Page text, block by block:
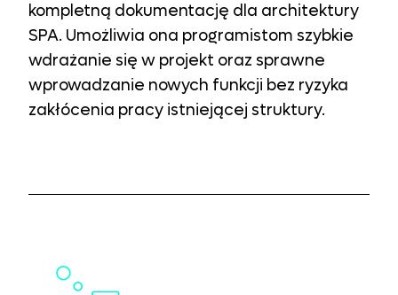
kompletną dokumentację dla architektury
SPA. Umożliwia ona programistom szybkie
wdrażanie się w projekt oraz sprawne
wprowadzanie nowych funkcji bez ryzyka
zakłócenia pracy istniejącej struktury.